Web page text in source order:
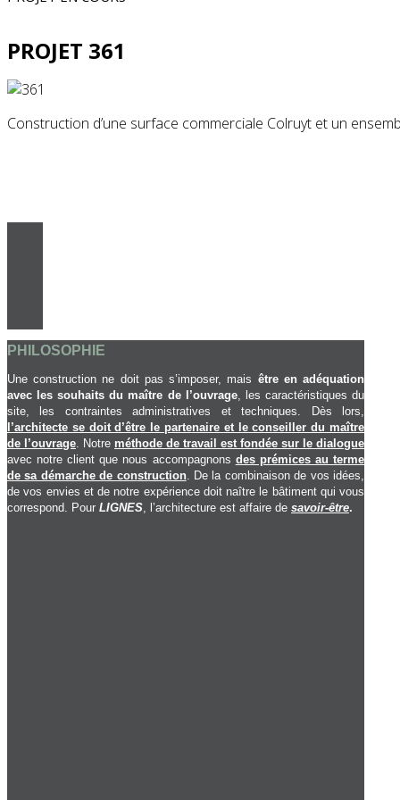
PROJET 361
Construction d’une surface commerciale Colruyt et un
PROJET 399
PHILOSOPHIE
Une construction ne doit pas s’imposer, mais être en adéquation
avec les souhaits du maître de l’ouvrage, les caractéristiques du
site, les contraintes administratives et techniques. Dès lors,
l’architecte se doit d’être le partenaire et le conseiller du maître
de l’ouvrage . Notre méthode de travail est fondée sur le dialogue
avec notre client que nous accompagnons des prémices au terme
de sa démarche de construction. De la combinaison de vos idées,
de vos envies et de notre expérience doit naître le bâtiment qui vous
correspond. Pour LIGNES , l’architecture est affaire de savoir-être.